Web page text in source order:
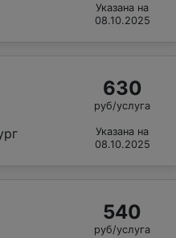
Указана на
08.10.2025
630
руб/услуга
Указана на
08.10.2025
540
руб/услуга